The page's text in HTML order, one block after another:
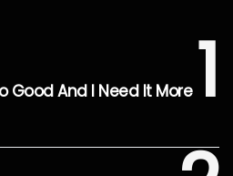
1
Good And I Need It More